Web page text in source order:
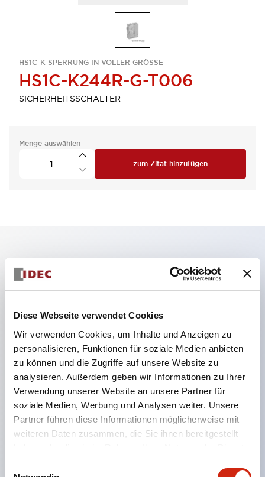
Diese Webseite verwendet Cookies
Wir verwenden Cookies, um Inhalte und Anzeigen zu
personalisieren, Funktionen für soziale Medien anbieten
zu können und die Zugriffe auf unsere Website zu
analysieren. Außerdem geben wir Informationen zu Ihrer
Verwendung unserer Website an unsere Partner für
soziale Medien, Werbung und Analysen weiter. Unsere
Partner führen diese Informationen möglicherweise mit
weiteren Daten zusammen, die Sie ihnen bereitgestellt
haben oder die sie im Rahmen Ihrer Nutzung der Dienste
HS1C-K-SPERRUNG IN VOLLER GRÖSSE
HS1C-K244R-G-T006
SICHERHEITSSCHALTER
Menge auswählen
zum Zitat hinzufügen
Hauptmerkmale
sicher verriegeln.
Durch Entfernen des Schlüssels wird die Tür
entriegelt, wobei der unterbrochene Zustand des
Last- und Steuerkreises beibehalten wird.
Ideal als tragbarer Schlüssel, z. B. für den Einsatz
an Gefahrenstellen.
Wahlmöglichkeit der Schlüsselnummer (10 Typen),
um die Kompatibilität zwischen benachbarten